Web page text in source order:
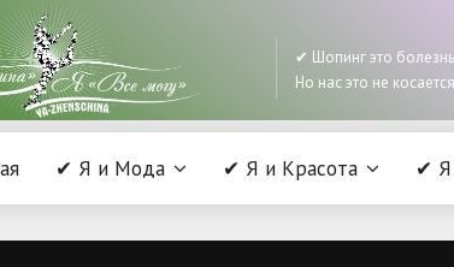
✔ Шопинг это
Но нас это не косается
✔ Я и Мода ✔ Я и Красота ✔ Я